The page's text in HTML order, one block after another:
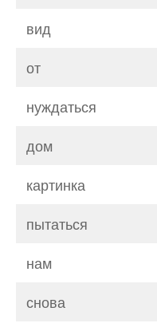
вид
от
нуждаться
дом
картинка
пытаться
нам
снова